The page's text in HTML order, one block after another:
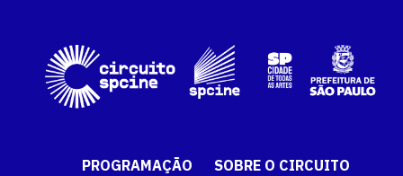
PROGRAMAÇÃO SOBRE O CIRCUITO